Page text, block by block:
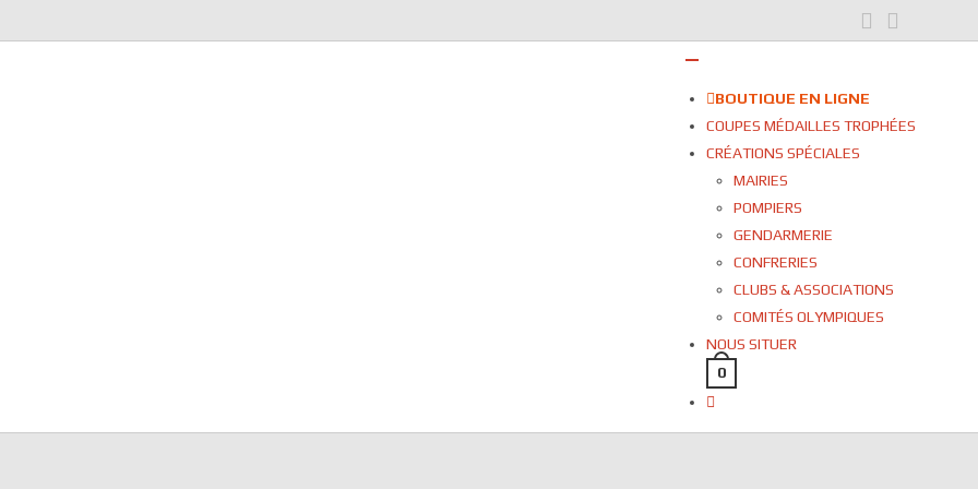
BOUTIQUE EN LIGNE
COUPES MÉDAILLES TROPHÉES
CRÉATIONS SPÉCIALES
MAIRIES
POMPIERS
GENDARMERIE
CONFRERIES
CLUBS & ASSOCIATIONS
COMITÉS OLYMPIQUES
NOUS SITUER
0
Toggle